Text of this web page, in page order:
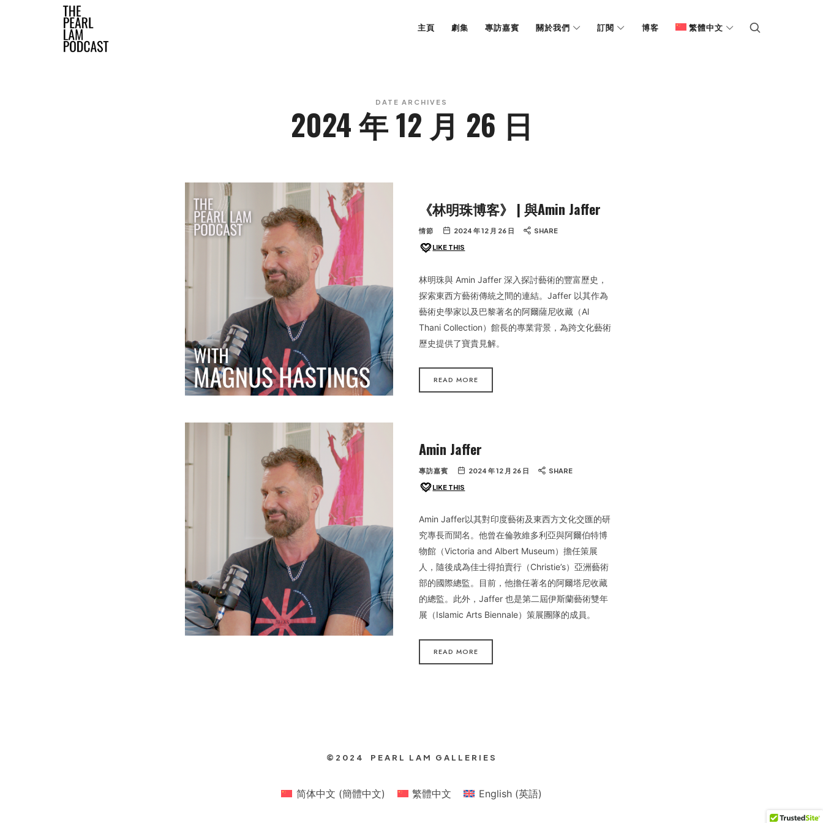
The Pearl Lam Podcast 主頁 劇集 專訪嘉賓 關於我們 訂閱 博客 繁體中文
DATE ARCHIVES
2024 年 12 月 26 日
《林明珠博客》 | 與Amin Jaffer
情節 2024 年 12 月 26 日 SHARE
LIKE THIS
林明珠與 Amin Jaffer 深入探討藝術的豐富歷史，
探索東西方藝術傳統之間的連結。Jaffer 以其作為
藝術史學家以及巴黎著名的阿爾薩尼收藏（Al
Thani Collection）館長的專業背景，為跨文化藝術
歷史提供了寶貴見解。
READ MORE
Amin Jaffer
專訪嘉賓 2024 年 12 月 26 日 SHARE
LIKE THIS
Amin Jaffer以其對印度藝術及東西方文化交匯的研
究專長而聞名。他曾在倫敦維多利亞與阿爾伯特博
物館（Victoria and Albert Museum）擔任策展
人，隨後成為佳士得拍賣行（Christie’s）亞洲藝術
部的國際總監。目前，他擔任著名的阿爾塔尼收藏
的總監。此外，Jaffer 也是第二屆伊斯蘭藝術雙年
展（Islamic Arts Biennale）策展團隊的成員。
READ MORE
©2024 PEARL LAM GALLERIES
简体中文 (簡體中文) 繁體中文 English(英語)